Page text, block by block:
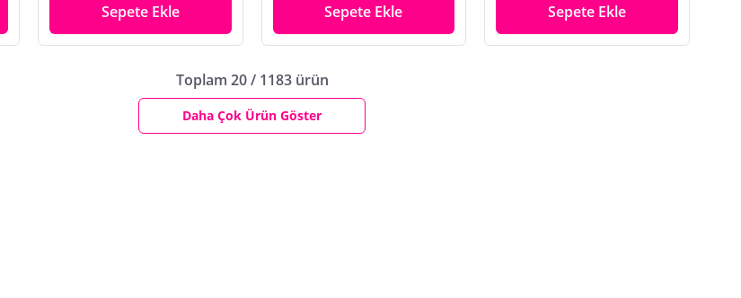
Sepete Ekle Sepete Ekle Sepete Ekle
Toplam 20 / 1183 ürün
Daha Çok Ürün Göster